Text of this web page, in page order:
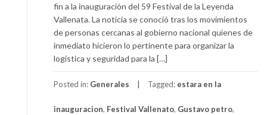
fin a la inauguración del 59 Festival de la Leyenda
Vallenata. La noticia se conoció tras los movimientos
de personas cercanas al gobierno nacional quienes de
inmediato hicieron lo pertinente para organizar la
logística y seguridad para la […]
Posted in: Generales Tagged: estara en la
inauguracion, Festival Vallenato, Gustavo petro,